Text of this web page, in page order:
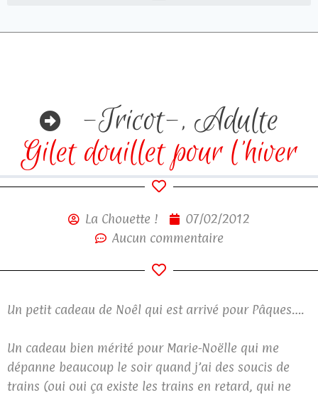
-Tricot-, Adulte
Gilet douillet pour l’hiver
La Chouette !
07/02/2012
Aucun commentaire
Un petit cadeau de Noêl qui est arrivé pour Pâques….
Un cadeau bien mérité pour Marie-Noëlle qui me
dépanne beaucoup le soir quand j’ai des soucis de
trains (oui oui ça existe les trains en retard, qui ne